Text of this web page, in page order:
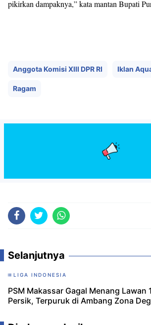
pikirkan dampaknya,” kata mantan Bupati
Anggota Komisi XIII DPR RI Iklan
Ragam
Selanjutnya
LIGA INDONESIA
PSM Makassar Gagal Menang Lawan
Persik, Terpuruk di Ambang Zona